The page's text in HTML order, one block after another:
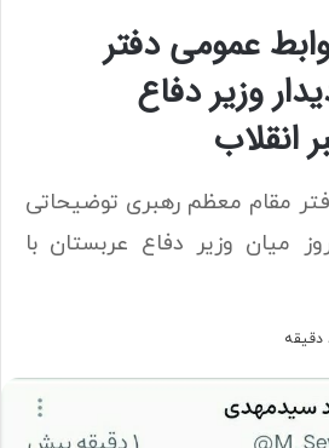
عمومی دفتر
وزیر دفاع
انقلاب
مقام معظم رهبری توضیحاتی
میان وزیر دفاع عربستان با
دقیقه